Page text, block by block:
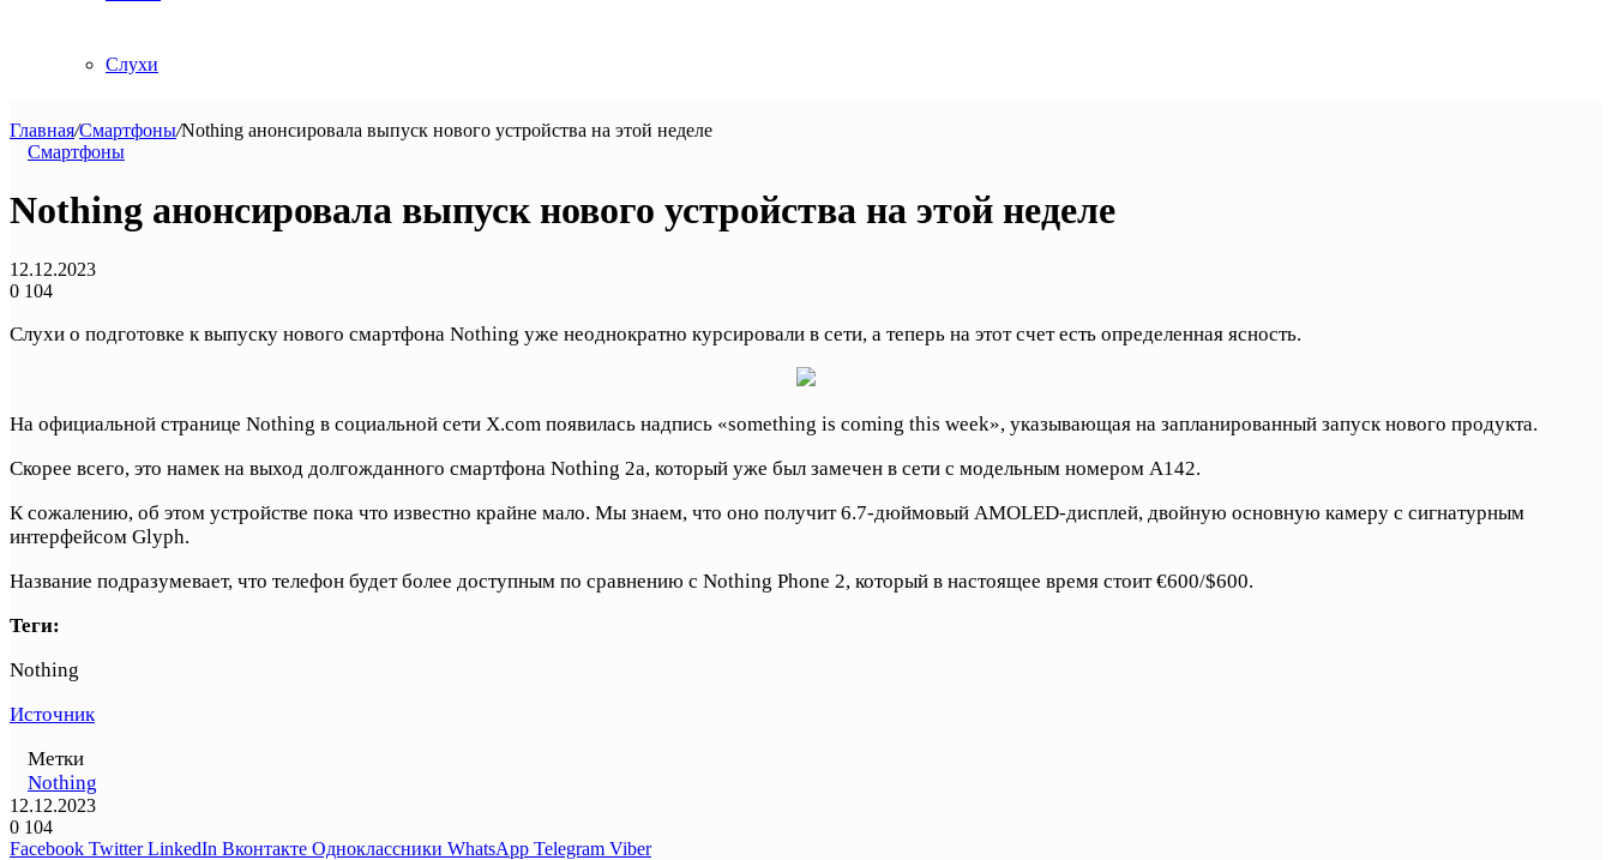
Слухи
Главная/Смартфоны/Nothing анонсировала выпуск нового устройства на этой неделе
Смартфоны
Nothing анонсировала выпуск нового устройства на этой неделе
12.12.2023
0 104
Слухи о подготовке к выпуску нового смартфона Nothing уже неоднократно курсировали в сети, а теперь на этот счет есть определенная ясность.
На официальной странице Nothing в социальной сети X.com появилась надпись «something is coming this week», указывающая на запланированный запуск нового продукта.
Скорее всего, это намек на выход долгожданного смартфона Nothing 2a, который уже был замечен в сети с модельным номером A142.
К сожалению, об этом устройстве пока что известно крайне мало. Мы знаем, что оно получит 6.7-дюймовый AMOLED-дисплей, двойную основную камеру с сигнатурным
интерфейсом Glyph.
Название подразумевает, что телефон будет более доступным по сравнению с Nothing Phone 2, который в настоящее время стоит €600/$600.
Теги:
Nothing
Источник
Метки
Nothing
12.12.2023
0 104
Facebook Twitter LinkedIn Вконтакте Одноклассники WhatsApp Telegram Viber